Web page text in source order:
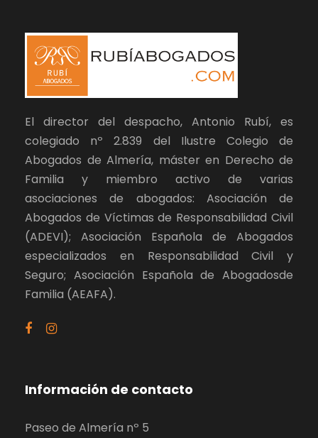
El director del despacho, Antonio Rubí, es
colegiado nº 2.839 del Ilustre Colegio de
Abogados de Almería, máster en Derecho de
Familia y miembro activo de varias
asociaciones de abogados: Asociación de
Abogados de Víctimas de Responsabilidad Civil
(ADEVI); Asociación Española de Abogados
especializados en Responsabilidad Civil y
Seguro; Asociación Española de Abogadosde
Familia (AEAFA).
Información de contacto
Paseo de Almería nº 5